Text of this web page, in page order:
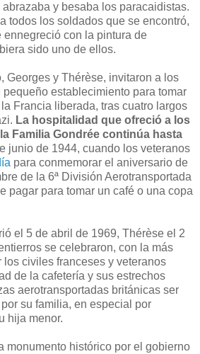
y besaba los paracaidistas.
todos los soldados que se encontró,
ennegreció con la pintura de
sido uno de ellos.
Georges y Thérèse, invitaron a los
establecimiento para tomar
Francia liberada, tras cuatro largos
La hospitalidad que ofreció a los
Familia Gondrée continúa hasta
junio de 1944, cuando los veteranos
para conmemorar el aniversario de
de la 6ª División Aerotransportada
pagar para tomar un café o una copa
el 5 de abril de 1969, Thérèse el 2
se celebraron, con la más
civiles franceses y veteranos
de la cafetería y sus estrechos
aerotransportadas británicas ser
su familia, en especial por
hija menor.
monumento histórico por el gobierno